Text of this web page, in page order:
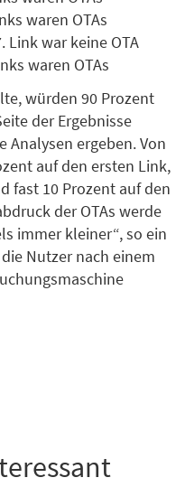
waren OTAs
Link war keine OTA
waren OTAs
würden 90 Prozent
der Ergebnisse
Analysen ergeben. Von
auf den ersten Link,
fast 10 Prozent auf den
der OTAs werde
immer kleiner“, so ein
Nutzer nach einem